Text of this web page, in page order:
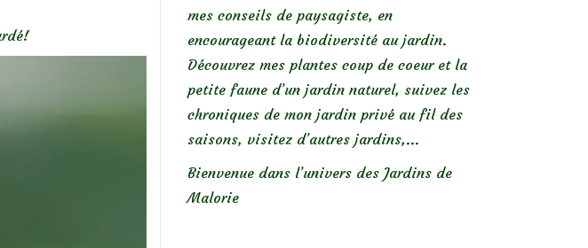
mes conseils de paysagiste, en
encourageant la biodiversité au jardin.
Découvrez mes plantes coup de coeur et la
petite faune d’un jardin naturel, suivez les
chroniques de mon jardin privé au fil des
saisons, visitez d’autres jardins,...
Bienvenue dans l’univers des Jardins de
Malorie